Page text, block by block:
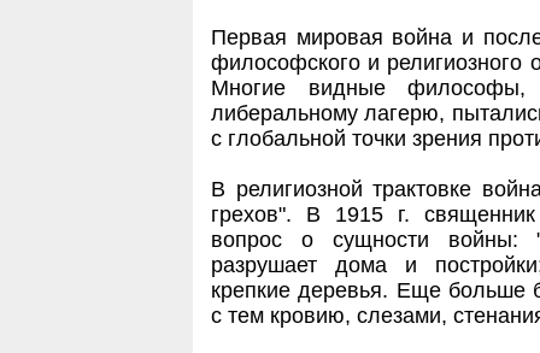
Первая мировая война и
философского и
Многие видные
либеральному лагерю,
с глобальной точки зрения
В религиозной трактовке
грехов". В 1915 г.
вопрос о сущности войны:
разрушает дома и
крепкие деревья. Еще больше
с тем кровию, слезами,